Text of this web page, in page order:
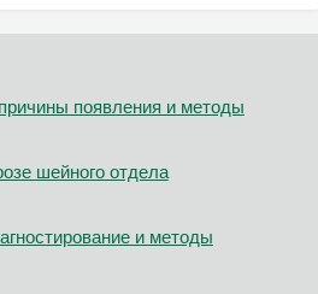
появления и методы
шейного отдела
и методы